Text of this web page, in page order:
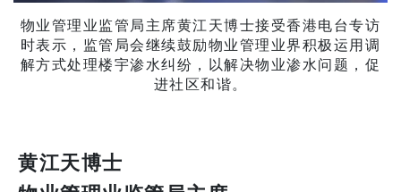
物业管理业监管局主席黄江天博士接受香港电台专访
时表示，监管局会继续鼓励物业管理业界积极运用调
解方式处理楼宇渗水纠纷，以解决物业渗水问题，促
进社区和谐。
黄江天博士